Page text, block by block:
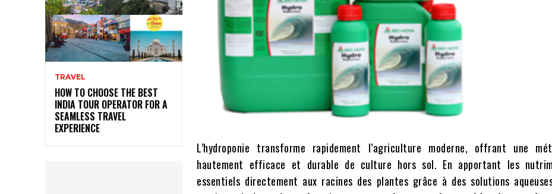
TRAVEL
HOW TO CHOOSE THE BEST
INDIA TOUR OPERATOR FOR A
SEAMLESS TRAVEL
EXPERIENCE
L’hydroponie transforme rapidement l’agriculture moderne, offrant une
hautement efficace et durable de culture hors sol. En apportant les
essentiels directement aux racines des plantes grâce à des solutions